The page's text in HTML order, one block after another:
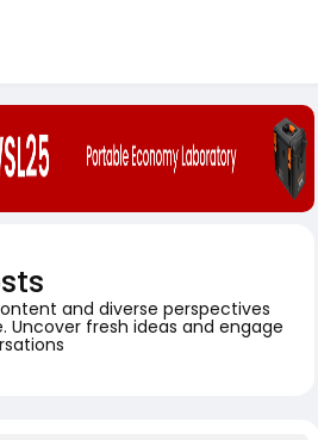
and diverse perspectives
Uncover fresh ideas and engage